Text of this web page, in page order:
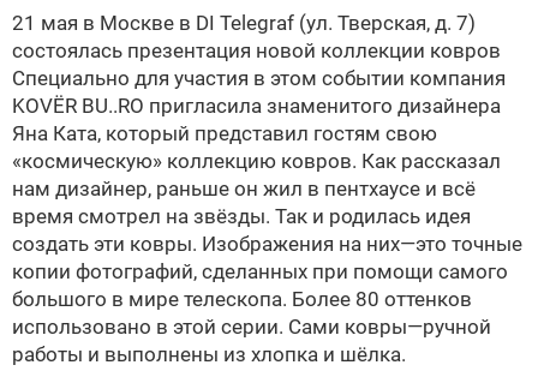
21 мая в Москве в DI Telegraf (ул. Тверская, д. 7)
состоялась презентация новой коллекции ковров
Специально для участия в этом событии компания
KOVЁR BU..RO пригласила знаменитого дизайнера
Яна Ката, который представил гостям свою
«космическую» коллекцию ковров. Как рассказал
нам дизайнер, раньше он жил в пентхаусе и всё
время смотрел на звёзды. Так и родилась идея
создать эти ковры. Изображения на них—это точные
копии фотографий, сделанных при помощи самого
большого в мире телескопа. Более 80 оттенков
использовано в этой серии. Сами ковры—ручной
работы и выполнены из хлопка и шёлка.